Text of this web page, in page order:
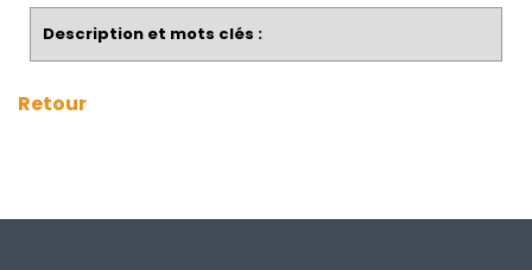
Description et mots clés :
Retour